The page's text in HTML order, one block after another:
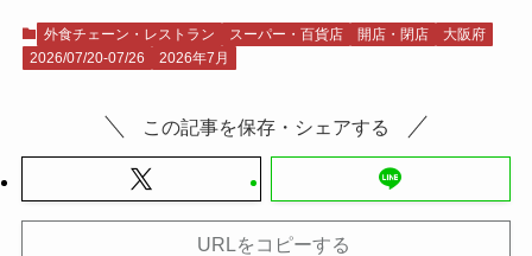
外食チェーン・レストラン スーパー・百貨店 開店・閉店
大阪府
2026/07/20-07/26
2026年7月
この記事を保存・シェアする
URLをコピーする